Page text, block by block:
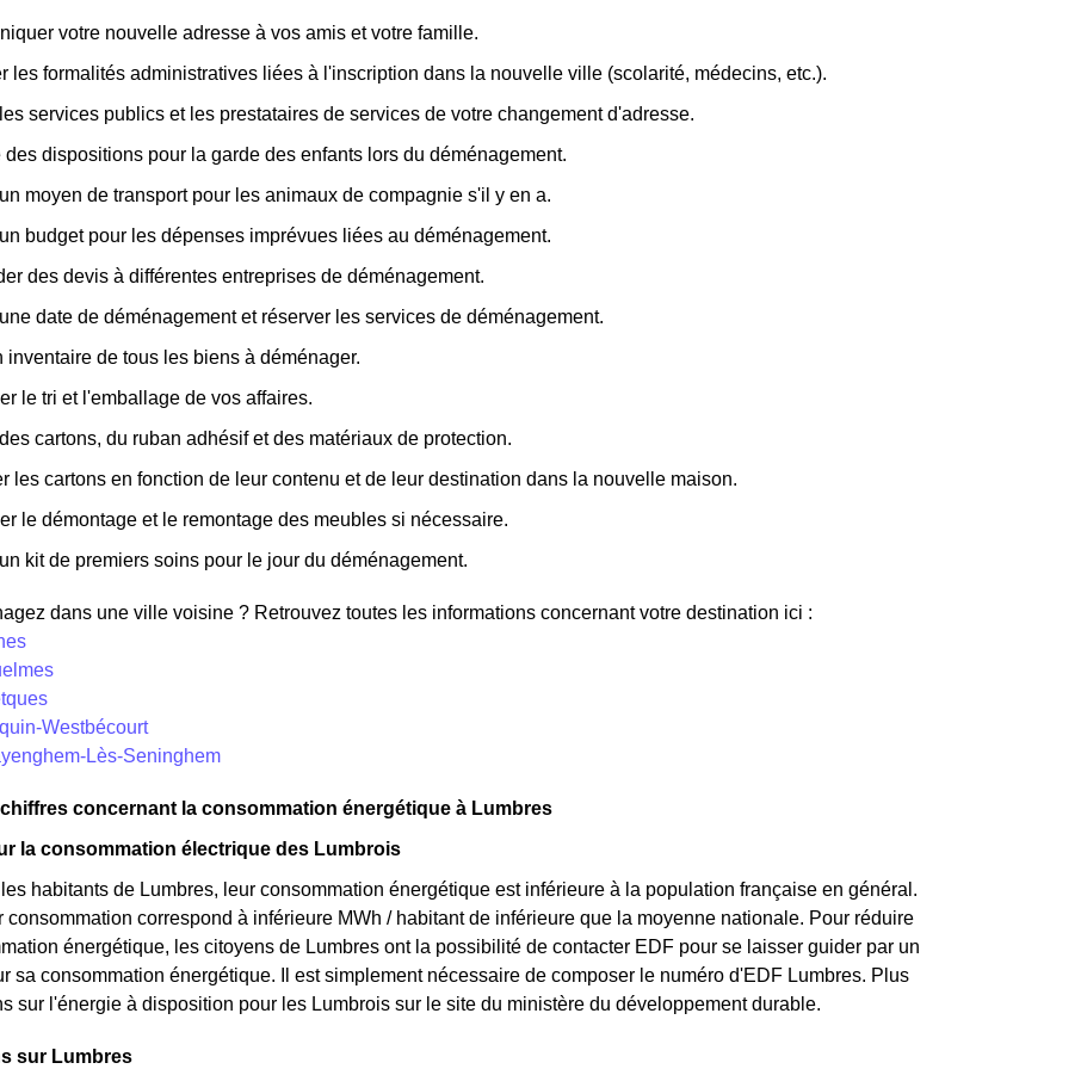
votre nouvelle adresse à vos amis et votre famille.
les formalités administratives liées à l'inscription dans la nouvelle ville (scolarité, médecins, etc.).
services publics et les prestataires de services de votre changement d'adresse.
des dispositions pour la garde des enfants lors du déménagement.
moyen de transport pour les animaux de compagnie s'il y en a.
budget pour les dépenses imprévues liées au déménagement.
des devis à différentes entreprises de déménagement.
date de déménagement et réserver les services de déménagement.
inventaire de tous les biens à déménager.
le tri et l'emballage de vos affaires.
cartons, du ruban adhésif et des matériaux de protection.
les cartons en fonction de leur contenu et de leur destination dans la nouvelle maison.
le démontage et le remontage des meubles si nécessaire.
kit de premiers soins pour le jour du déménagement.
dans une ville voisine ? Retrouvez toutes les informations concernant votre destination ici :
Westbécourt
Lès-Seninghem
concernant la consommation énergétique à Lumbres
la consommation électrique des Lumbrois
habitants de Lumbres, leur consommation énergétique est inférieure à la population française en général.
consommation correspond à inférieure MWh / habitant de inférieure que la moyenne nationale. Pour réduire
énergétique, les citoyens de Lumbres ont la possibilité de contacter EDF pour se laisser guider par un
sa consommation énergétique. Il est simplement nécessaire de composer le numéro d'EDF Lumbres. Plus
sur l'énergie à disposition pour les Lumbrois sur le site du ministère du développement durable.
sur Lumbres